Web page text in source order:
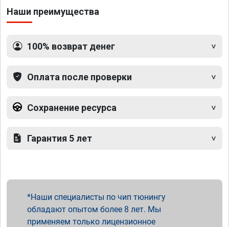
Наши преимущества
100% возврат денег
Оплата после проверки
Сохранение ресурса
Гарантия 5 лет
Наши специалисты по чип тюнингу
обладают опытом более 8 лет. Мы
применяем только лицензионное